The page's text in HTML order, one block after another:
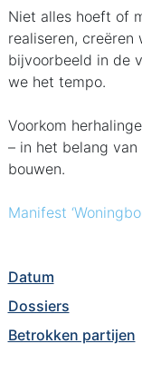
Niet alles hoeft of
realiseren,
bijvoorbeeld in de
we het tempo.
Voorkom
– in het belang
bouwen.
Manifest
Datum
Dossiers
Betrokken partijen